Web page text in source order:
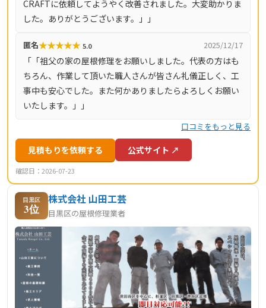
応エリアは神奈川県全域（33市町村）と東京都全域（23
区・多摩地域）です。
CRAFTに依頼してようやく改善されました。大変助かりま
した。ありがとうございます。」」
匿名★★★★★ 5.0 2025/12/17
「「祖父の家の屋根修理をお願いしました。代表の方はも
ちろん、作業して頂いた職人さんが皆さん礼儀正しく、工
事中も安心でした。また何かありましたらよろしくお願い
いたします。」」
口コミをもっと見る
見積もりを依頼する 公式サイト ↗
確認日：2026-07-23
目黒区
3位
株式会社 山田工芸
目黒区の屋根修理業者